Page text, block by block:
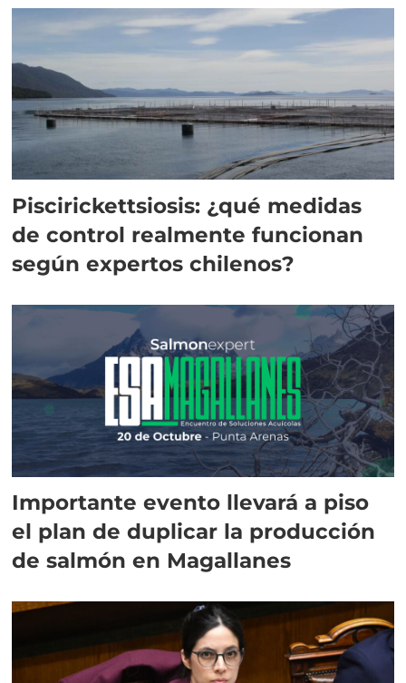
Piscirickettsiosis: ¿qué medidas
de control realmente funcionan
según expertos chilenos?
Importante evento llevará a piso
el plan de duplicar la producción
de salmón en Magallanes